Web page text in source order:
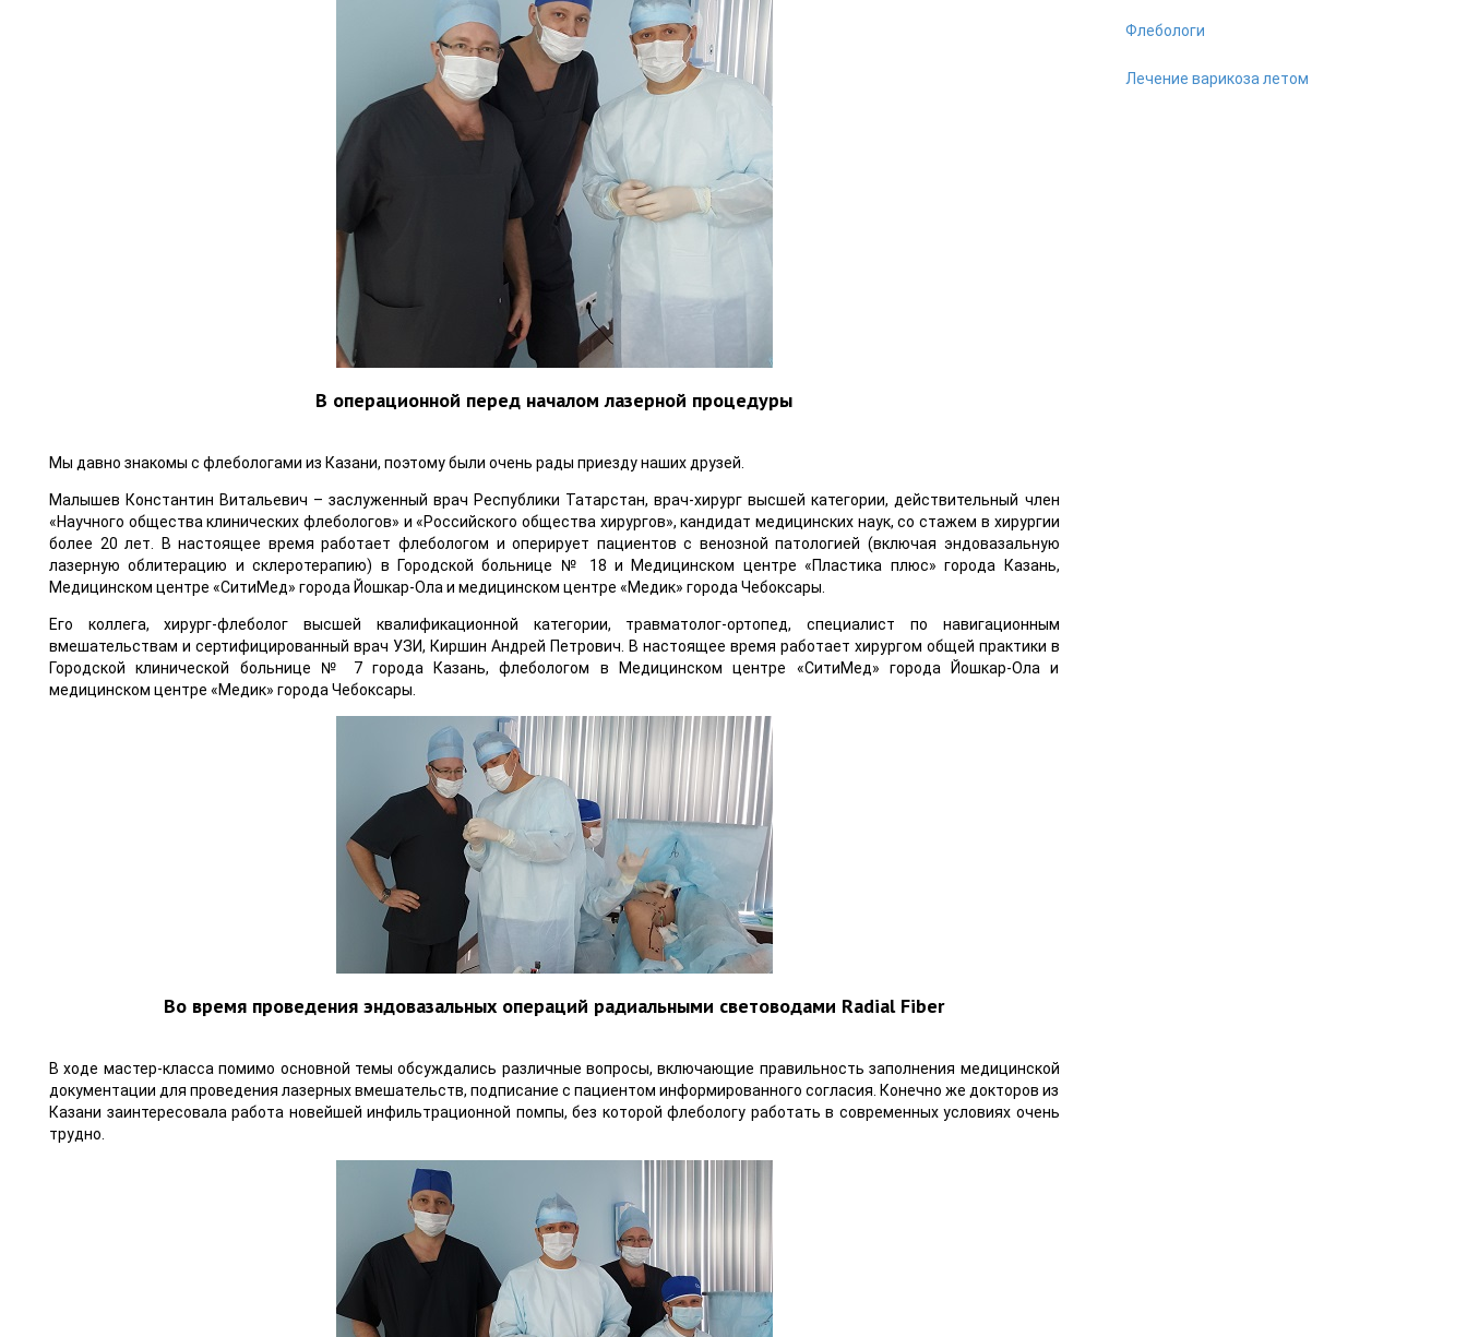
В операционной перед началом лазерной процедуры
Мы давно знакомы с флебологами из Казани, поэтому были очень рады приезду наших друзей.
Малышев Константин Витальевич – заслуженный врач Республики Татарстан, врач-хирург высшей категории, действительный член
«Научного общества клинических флебологов» и «Российского общества хирургов», кандидат медицинских наук, со стажем в хирургии
более 20 лет. В настоящее время работает флебологом и оперирует пациентов с венозной патологией (включая эндовазальную
лазерную облитерацию и склеротерапию) в Городской больнице № 18 и Медицинском центре «Пластика плюс» города Казань,
Медицинском центре «СитиМед» города Йошкар-Ола и медицинском центре «Медик» города Чебоксары.
Его коллега, хирург-флеболог высшей квалификационной категории, травматолог-ортопед, специалист по навигационным
вмешательствам и сертифицированный врач УЗИ, Киршин Андрей Петрович. В настоящее время работает хирургом общей практики в
Городской клинической больнице № 7 города Казань, флебологом в Медицинском центре «СитиМед» города Йошкар-Ола и
медицинском центре «Медик» города Чебоксары.
Во время проведения эндовазальных операций радиальными световодами Radial Fiber
В ходе мастер-класса помимо основной темы обсуждались различные вопросы, включающие правильность заполнения медицинской
документации для проведения лазерных вмешательств, подписание с пациентом информированного согласия. Конечно же докторов из
Казани заинтересовала работа новейшей инфильтрационной помпы, без которой флебологу работать в современных условиях очень
трудно.
Флебологи
Лечение варикоза летом